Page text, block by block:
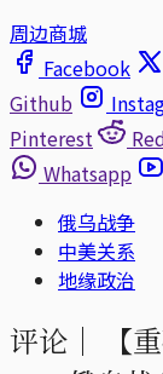
周边商城
Facebook
Github
Pinterest
Whatsapp
俄乌战争
中美关系
地缘政治
评论｜
【